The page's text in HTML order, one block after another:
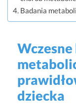
dziecka
Badania